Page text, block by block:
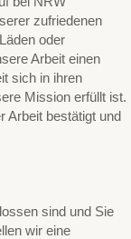
zufriedenen
oder
Arbeit einen
sich in ihren
Mission erfüllt ist.
Arbeit bestätigt und
sind und Sie
wir eine